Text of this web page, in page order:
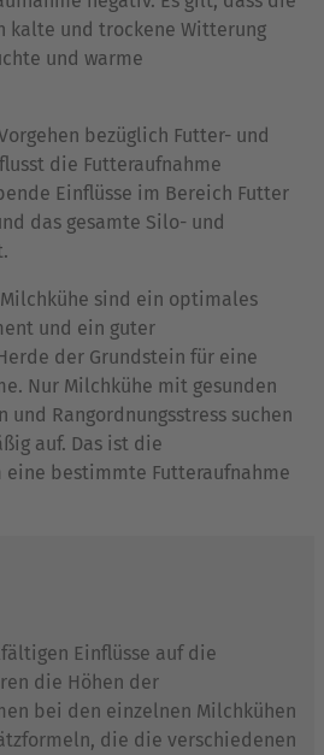
kalte und trockene Witterung
und warme
bezüglich Futter- und
die Futteraufnahme
Einflüsse im Bereich Futter
das gesamte Silo- und
sind ein optimales
und ein guter
der Grundstein für eine
Nur Milchkühe mit gesunden
und Rangordnungsstress suchen
auf. Das ist die
eine bestimmte Futteraufnahme
Einflüsse auf die
die Höhen der
bei den einzelnen Milchkühen
die die verschiedenen